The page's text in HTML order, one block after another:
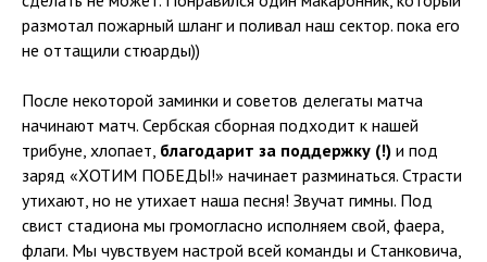
размотал пожарный шланг и поливал наш сектор. пока его
не оттащили стюарды))
После некоторой заминки и советов делегаты матча
начинают матч. Сербская сборная подходит к нашей
трибуне, хлопает, благодарит за поддержку (!) и под
заряд «ХОТИМ ПОБЕДЫ!» начинает разминаться. Страсти
утихают, но не утихает наша песня! Звучат гимны. Под
свист стадиона мы громогласно исполняем свой, фаера,
флаги. Мы чувствуем настрой всей команды и Станковича,